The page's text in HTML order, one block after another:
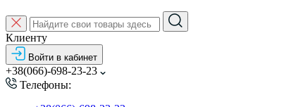
Клиенту
Войти в кабинет
+38(066)-698-23-23
Телефоны: